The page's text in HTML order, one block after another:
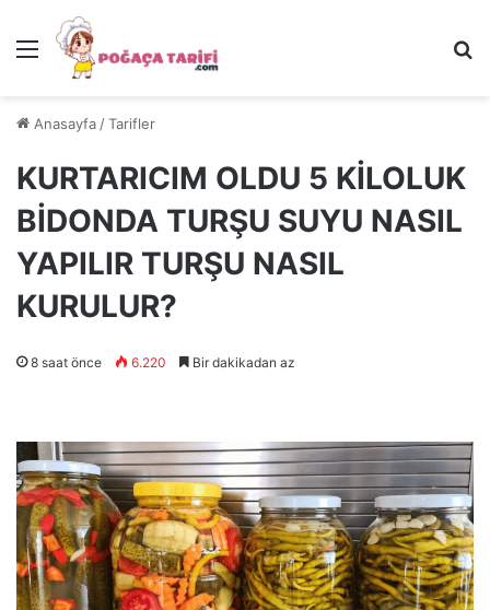
Menü
Anasayfa /Tarifler
KURTARICIM OLDU 5 KİLOLUK
BİDONDA TURŞU SUYU NASIL
YAPILIR TURŞU NASIL
KURULUR?
8 saat önce 6.220 Bir dakikadan az